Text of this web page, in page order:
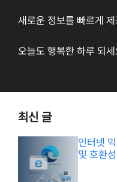
새로운 정보를 빠르게
오늘도 행복한 하루 되
최신 글
인터넷
및 호환